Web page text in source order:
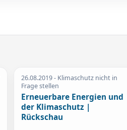
26.08.2019- Klimaschutz nicht in
Frage stellen
Erneuerbare Energien und
der Klimaschutz |
Rückschau